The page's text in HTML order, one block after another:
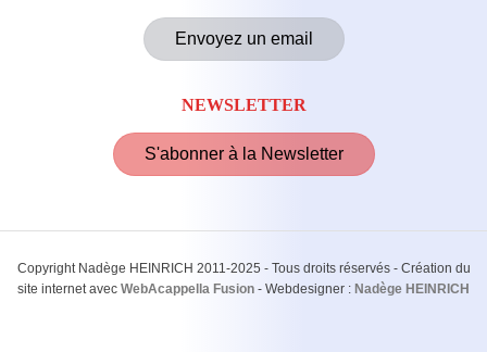
Envoyez un email
NEWSLETTER
S'abonner à la Newsletter
Copyright Nadège HEINRICH 2011-2025 - Tous droits réservés - Création du
site internet avec WebAcappella Fusion - Webdesigner : Nadège HEINRICH